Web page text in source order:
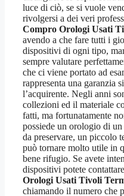
luce di ciò, se si vuole
rivolgersi a dei veri
Compro Orologi Usati
avendo a che fare tutti i
dispositivi di ogni tipo,
sempre valutare
che ci viene portato ad
rappresenta una garanzia
l’acquirente. Negli anni
collezioni ed il materiale
fatti, ma fortunatamente
possiede un orologio di
da preservare, un piccolo
può tornare molto utile in
bene rifugio. Se avete
dispositivi potete
Orologi Usati Tivoli
chiamando il numero che